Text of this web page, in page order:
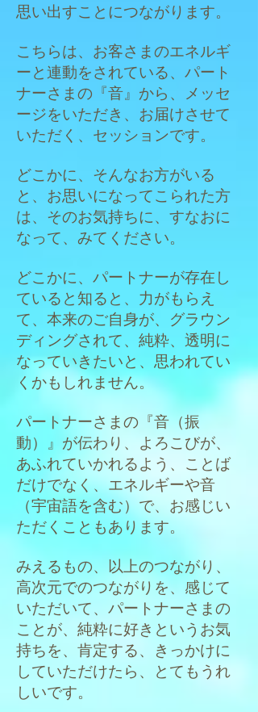
思い出すことにつながります。
こちらは、お客さまのエネルギ
ーと連動をされている、パート
ナーさまの『音』から、メッセ
ージをいただき、お届けさせて
いただく、セッションです。
どこかに、そんなお方がいる
と、お思いになってこられた方
は、そのお気持ちに、すなおに
なって、みてください。
どこかに、パートナーが存在し
ていると知ると、力がもらえ
て、本来のご自身が、グラウン
ディングされて、純粋、透明に
なっていきたいと、思われてい
くかもしれません。
パートナーさまの『音（振
動）』が伝わり、よろこびが、
あふれていかれるよう、ことば
だけでなく、エネルギーや音
（宇宙語を含む）で、お感じい
ただくこともあります。
みえるもの、以上のつながり、
高次元でのつながりを、感じて
いただいて、パートナーさまの
ことが、純粋に好きというお気
持ちを、肯定する、きっかけに
していただけたら、とてもうれ
しいです。